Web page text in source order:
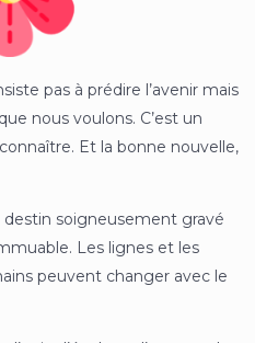
pas à prédire l’avenir mais
nous voulons. C’est un
Et la bonne nouvelle,
soigneusement gravé
Les lignes et les
peuvent changer avec le